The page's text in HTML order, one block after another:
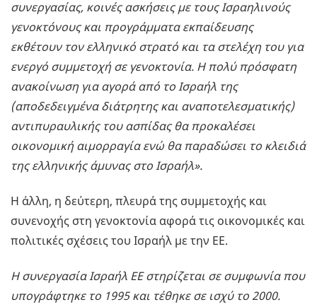
συνεργασίας, κοινές ασκήσεις με τους Ισραηλινούς
γενοκτόνους και προγράμματα εκπαίδευσης
εκθέτουν τον ελληνικό στρατό και τα στελέχη του για
ενεργό συμμετοχή σε γενοκτονία. Η πολύ πρόσφατη
ανακοίνωση για αγορά από το Ισραήλ της
(αποδεδειγμένα διάτρητης και αναποτελεσματικής)
αντιπυραυλικής του ασπίδας θα προκαλέσει
οικονομική αιμορραγία ενώ θα παραδώσει το κλειδιά
της ελληνικής άμυνας στο Ισραήλ».
Η άλλη, η δεύτερη, πλευρά της συμμετοχής και
συνενοχής στη γενοκτονία αφορά τις οικονομικές και
πολιτικές σχέσεις του Ισραήλ με την ΕΕ.
Η συνεργασία Ισραήλ ΕΕ στηρίζεται σε συμφωνία που
υπογράφτηκε το 1995 και τέθηκε σε ισχύ το 2000.